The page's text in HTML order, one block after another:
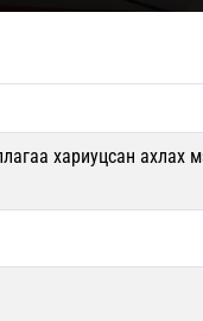
хариуцсан